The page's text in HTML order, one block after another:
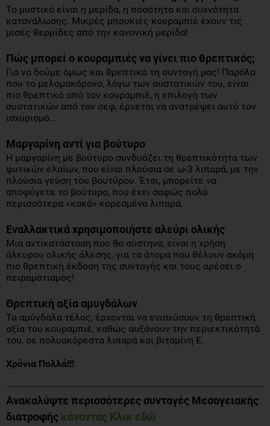
Το μυστικό είναι η μερίδα, η ποσότητα και συχνότητα
κατανάλωσης. Μικρές μπουκιές κουραμπιέ έχουν τις
μισές θερμίδες από την κανονική μερίδα!
Πώς μπορεί ο κουραμπιές να γίνει πιο θρεπτικός;
Για να δούμε όμως και θρεπτικά τη συνταγή μας! Παρόλο
που το μελομακάρονο, λόγω των συστατικών του, είναι
πιο θρεπτικό από τον κουραμπιέ, η επιλογή των
συστατικών από τον σεφ, έρχεται να ανατρέψει αυτό τον
ισχυρισμό...
Μαργαρίνη αντί για βούτυρο
Η μαργαρίνη με βούτυρο συνδυάζει τη θρεπτικότητα των
φυτικών ελαίων, που είναι πλούσια σε ω-3 λιπαρά, με την
πλούσια γεύση του βουτύρου. Έτσι, μπορείτε να
αποφύγετε το βούτυρο, που έχει σαφώς πολύ
περισσότερα «κακά» κορεσμένα λιπαρά.
Εναλλακτικά χρησιμοποιήστε αλεύρι ολικής
Μια αντικατάσταση που θα σύστηνα, είναι η χρήση
άλευρου ολικής άλεσης, για τα άτομα που θέλουν ακόμη
πιο θρεπτική έκδοση της συνταγής και τους αρέσει ο
πειραματισμός!
Θρεπτική αξία αμυγδάλων
Τα αμύγδαλα τέλος, έρχονται να ενισχύσουν τη θρεπτική
αξία του κουραμπιέ, καθώς αυξάνουν την περιεκτικότητά
του, σε πολυακόρεστα λιπαρά και βιταμίνη Ε.
Χρόνια Πολλά!!!
Ανακαλύψτε περισσότερες συνταγές Μεσογειακής
διατροφής κάνοντας Κλικ εδώ